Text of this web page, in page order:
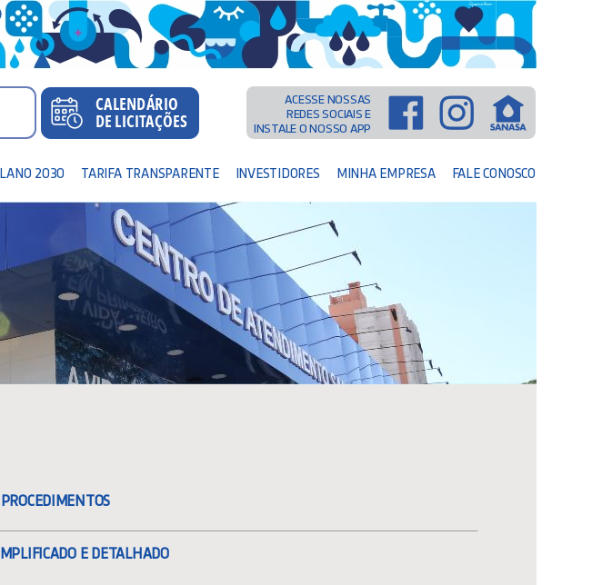
ACESSE NOSSAS
REDES SOCIAIS E
INSTALE O NOSSO APP
2030 TARIFA TRANSPARENTE INVESTIDORES MINHA EMPRESA FALE CONOSCO
E DETALHADO